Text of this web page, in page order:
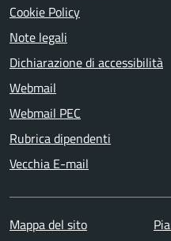
Cookie Policy
Note legali
Dichiarazione di accessibilità
Webmail
Webmail PEC
Rubrica dipendenti
Vecchia E-mail
Mappa del sito